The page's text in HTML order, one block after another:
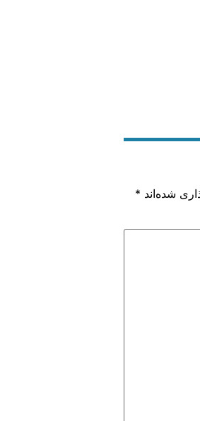
شده‌اند *